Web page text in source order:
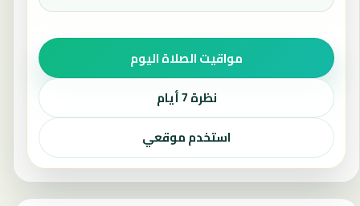
مواقيت الصلاة اليوم
نظرة 7 أيام
استخدم موقعي